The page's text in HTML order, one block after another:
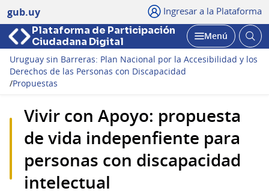
gub.uy Ingresar a la Plataforma
Plataforma de Participación
Ciudadana Digital
Abrir
Menú
Uruguay sin Barreras: Plan Nacional por la Accesibilidad y los
Derechos de las Personas con Discapacidad
/Propuestas
Vivir con Apoyo: propuesta
de vida indepenfiente para
personas con discapacidad
intelectual